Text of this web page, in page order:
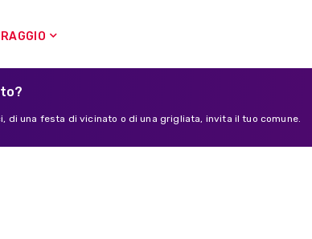
RAGGIO
di una festa di vicinato o di una grigliata, invita il tuo comune.